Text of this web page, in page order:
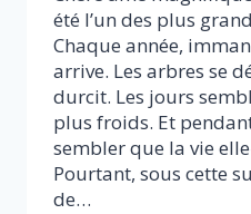
été l’un des plus
Chaque année,
arrive. Les arbres se
durcit. Les jours
plus froids. Et
sembler que la vie
Pourtant, sous cette
de…